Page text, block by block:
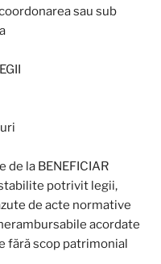
sau sub
la BENEFICIAR
potrivit legii,
de acte normative
acordate
fără scop patrimonial